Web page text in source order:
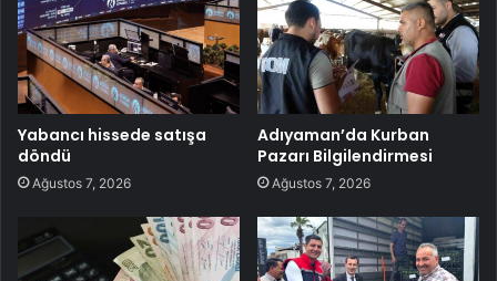
Yabancı hissede satışa
döndü
Ağustos 7, 2026
Adıyaman’da Kurban
Pazarı Bilgilendirmesi
Ağustos 7, 2026